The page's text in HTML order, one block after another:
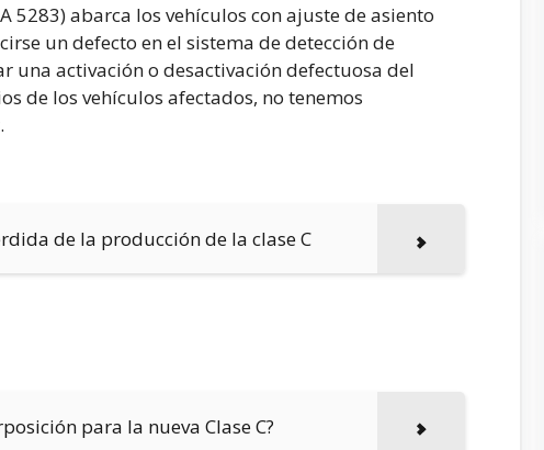
5283) abarca los vehículos con ajuste de asiento
un defecto en el sistema de detección de
una activación o desactivación defectuosa del
de los vehículos afectados, no tenemos
de la producción de la clase C
para la nueva Clase C?